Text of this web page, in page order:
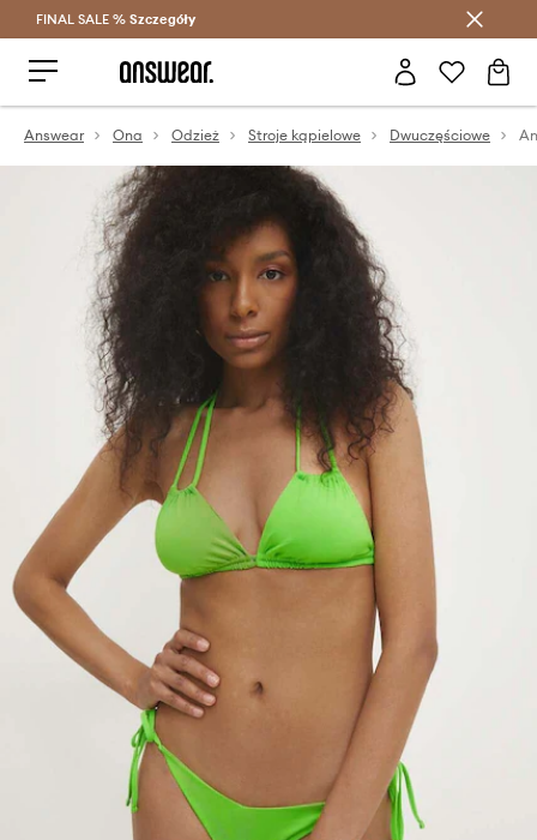
Oszczędzaj z Answear Club >
FINAL SALE % Szczegóły
Answear Ona Odzież Stroje kąpielowe Dwuczęściowe